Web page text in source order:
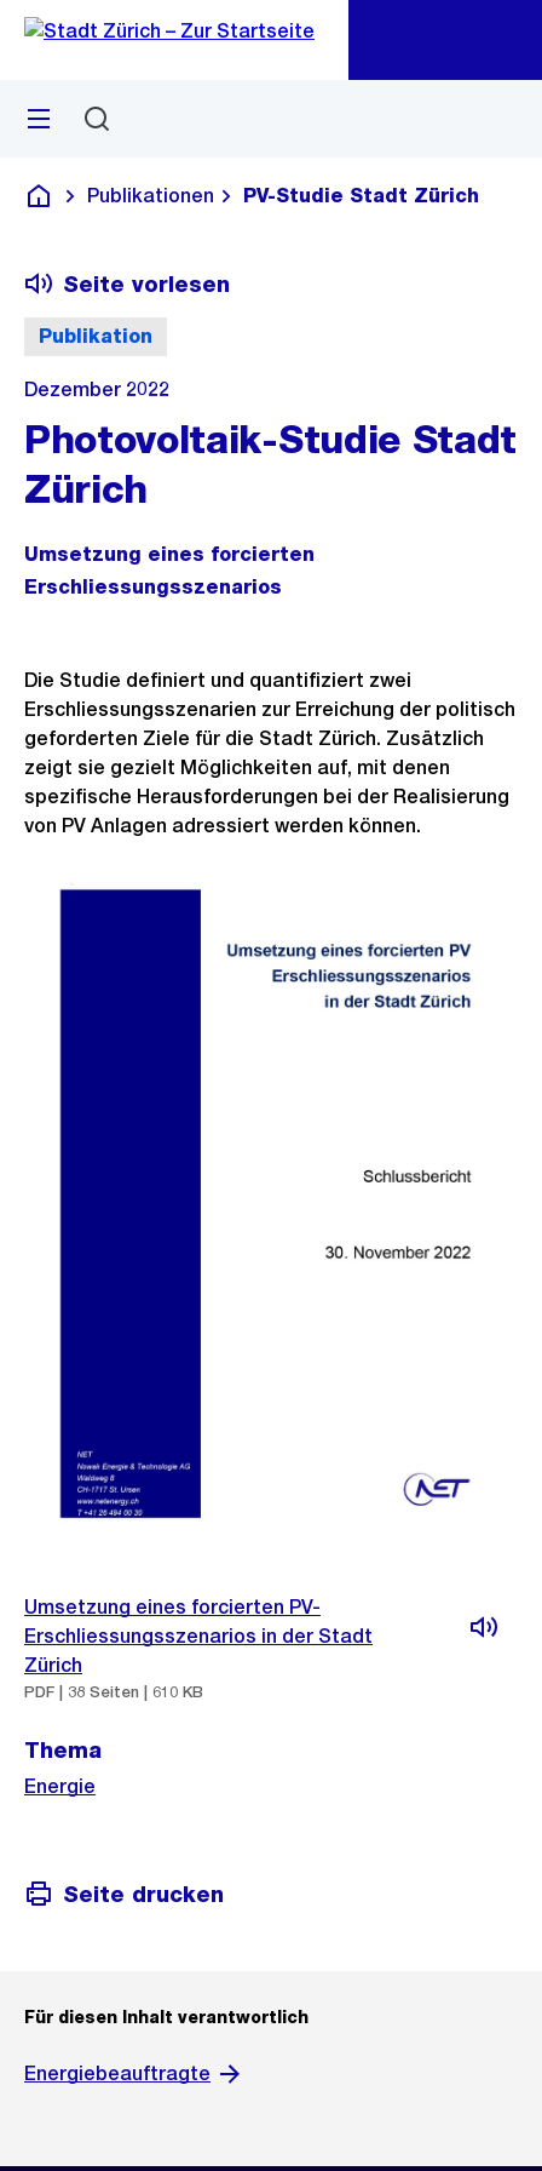
Navigation
Sprunglink
Menü
Deutsch
Publikationen PV-Studie Stadt Zürich
Publikation
Seite vorlesen
Dezember 2022
Photovoltaik-Studie Stadt
Zürich
Umsetzung eines forcierten
Erschliessungsszenarios
Die Studie definiert und quantifiziert zwei
Erschliessungsszenarien zur Erreichung der politisch
geforderten Ziele für die Stadt Zürich. Zusätzlich
zeigt sie gezielt Möglichkeiten auf, mit denen
spezifische Herausforderungen bei der Realisierung
von PV Anlagen adressiert werden können.
Umsetzung eines forcierten PV-
Erschliessungsszenarios in der Stadt
Zürich
PDF | 38 Seiten | 610 KB
Thema
Energie
Seite drucken
Für diesen Inhalt verantwortlich
Energiebeauftragte